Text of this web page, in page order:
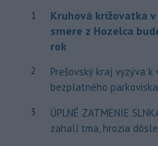
1
Kruhová križovatka v
smere z Hozelca
rok
2
Prešovský kraj vyzýva k
bezplatného
3
ÚPLNÉ ZATMENIE
zahalí tma, hrozia